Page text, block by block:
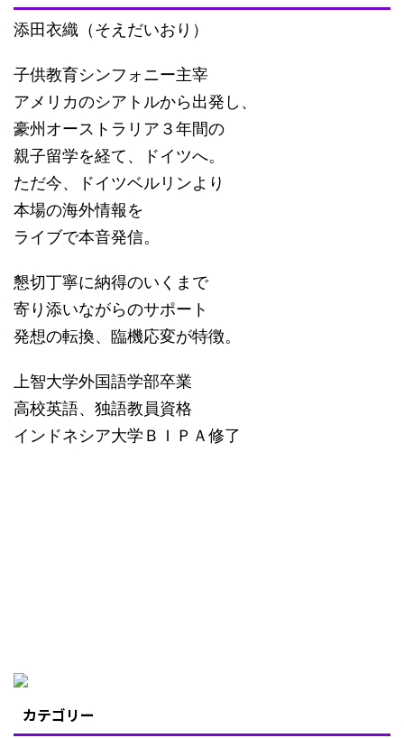
添田衣織（そえだいおり）
子供教育シンフォニー主宰
アメリカのシアトルから出発し、
豪州オーストラリア３年間の
親子留学を経て、ドイツへ。
ただ今、ドイツベルリンより
本場の海外情報を
ライブで本音発信。
懇切丁寧に納得のいくまで
寄り添いながらのサポート
発想の転換、臨機応変が特徴。
上智大学外国語学部卒業
高校英語、独語教員資格
インドネシア大学ＢＩＰＡ修了
カテゴリー